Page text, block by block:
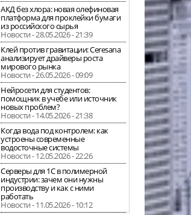
АКД без хлора: новая олефиновая
платформа для проклейки бумаги
из российского сырья
Новости - 28.05.2026 - 21:39
Клей против гравитации: Ceresana
анализирует драйверы роста
мирового рынка
Новости - 26.05.2026 - 09:09
Нейросети для студентов:
помощник в учебе или источник
новых проблем?
Новости - 14.05.2026 - 21:38
Когда вода под контролем: как
устроены современные
водосточные системы
Новости - 12.05.2026 - 22:26
Серверы для 1С в полимерной
индустрии: зачем они нужны
производству и как с ними
работать
Новости - 11.05.2026 - 10:12